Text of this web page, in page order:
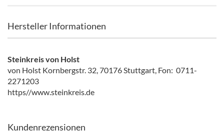
Hersteller Informationen
Steinkreis von Holst
von Holst Kornbergstr. 32, 70176 Stuttgart, Fon: 0711-
2271203
https//www.steinkreis.de
Kundenrezensionen